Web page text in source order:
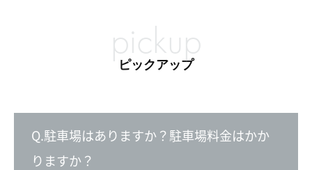
pickup
ピックアップ
Q.駐車場はありますか？駐車場料金はかか
りますか？